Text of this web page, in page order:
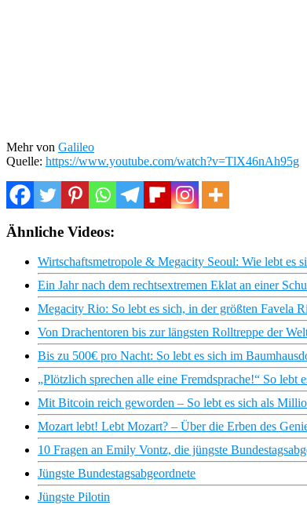
Mehr von Galileo
Quelle: https://www.youtube.com/watch?v=TlX46nAh95g
Ähnliche Videos:
Wirtschaftsmetropole & Megacity Seoul: Wie lebt es
Ein Jahr nach dem rechtsextremen Eklat an einer
Megacity Rio: So lebt es sich, in der größten Favela
Von Drachentoren bis zur längsten Rolltreppe der
Bis zu 500€ pro Nacht: So lebt es sich im
„Plötzlich sprechen alle eine Fremdsprache!“ So lebt
Mit Bitcoin reich geworden – So lebt es sich als
Mozart lebt! Lebt Mozart? – Über die Erben des
10 Fragen an Emily Vontz, die jüngste
Jüngste Bundestagsabgeordnete
Jüngste Pilotin